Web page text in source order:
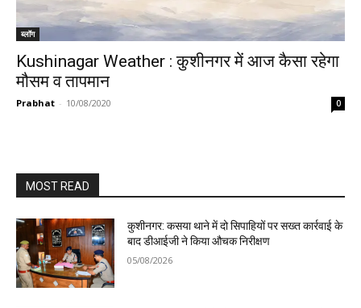
ब्लॉग
Kushinagar Weather : कुशीनगर में आज कैसा रहेगा
मौसम व तापमान
Prabhat - 10/08/2020 0
MOST READ
कुशीनगर: कसया थाने में दो सिपाहियों पर सख्त कार्रवाई के
बाद डीआईजी ने किया औचक निरीक्षण
05/08/2026